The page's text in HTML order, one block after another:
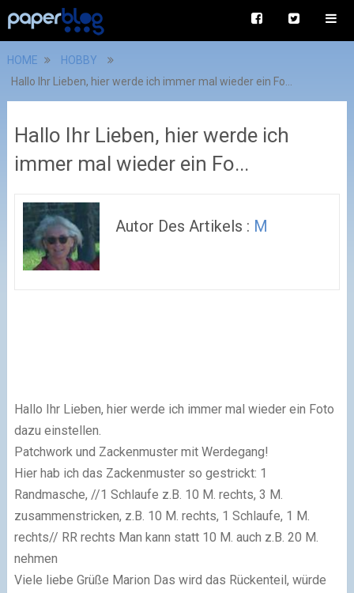
HOME
HOBBY
Hallo Ihr Lieben, hier werde ich immer mal wieder ein Fo...
Hallo Ihr Lieben, hier werde ich
immer mal wieder ein Fo...
Autor Des Artikels : M
Hallo Ihr Lieben, hier werde ich immer mal wieder ein Foto
dazu einstellen.
Patchwork und Zackenmuster mit Werdegang!
Hier hab ich das Zackenmuster so gestrickt: 1
Randmasche, //1 Schlaufe z.B. 10 M. rechts, 3 M.
zusammenstricken, z.B. 10 M. rechts, 1 Schlaufe, 1 M.
rechts// RR rechts Man kann statt 10 M. auch z.B. 20 M.
nehmen
Viele liebe Grüße Marion Das wird das Rückenteil, würde